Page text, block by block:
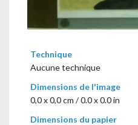
Technique
Aucune technique
Dimensions de l'image
0,0 x 0,0 cm / 0.0 x 0.0 in
Dimensions du papier